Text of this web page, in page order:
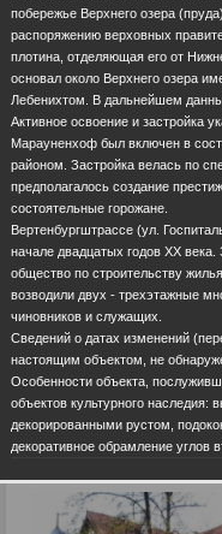
побережье Верхнего озера
распоряжению верховных
плотина, отделяющая его от
основал около Верхнего озера
Лебенихтом. В дальнейшем
Активное освоение и застройка
Марауненхоф был включен в
районом. Застройка велась по
предполагалось создание
состоятельные горожане.
Вертенбургштрассе (ул.
начале двадцатых годов ХХ века.
общество по строительству
возводили двух - трехэтажные
чиновников и служащих.
Сведений о датах изменений
настоящим объектом, не
Особенности объекта,
объектов культурного наследия:
декорированными рустом,
декоративное обрамление углов